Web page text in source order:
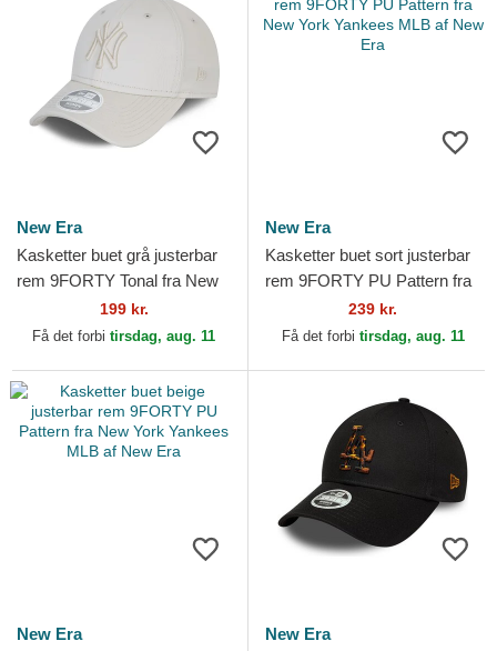
New Era
Kasketter buet grå justerbar
rem 9FORTY Tonal fra New
York Yankees MLB af New
Era
199 kr.
Få det forbi tirsdag, aug. 11
New Era
Kasketter buet sort justerbar
rem 9FORTY PU Pattern fra
New York Yankees MLB af
New Era
239 kr.
Få det forbi tirsdag, aug. 11
New Era
New Era